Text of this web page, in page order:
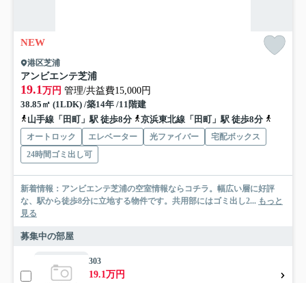
NEW
港区芝浦
アンビエンテ芝浦
19.1万円 管理/共益費15,000円
38.85㎡ (1LDK) /築14年 /11階建
山手線「田町」駅 徒歩8分
京浜東北線「田町」駅 徒歩8分
オートロック エレベーター 光ファイバー
宅配ボックス
24時間ゴミ出し可
新着情報：アンビエンテ芝浦の空室情報ならコチラ。幅広い層に好評
な、駅から徒歩8分に立地する物件です。共用部にはゴミ出し2... もっと
見る
募集中の部屋
303
19.1万円